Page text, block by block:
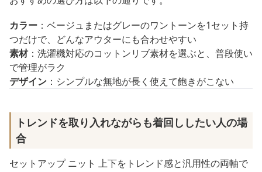
カラー ：ベージュまたはグレーのワントーンを1セット持
つだけで、どんなアウターにも合わせやすい
素材：洗濯機対応のコットンリブ素材を選ぶと、普段使い
で管理がラク
デザイン ：シンプルな無地が長く使えて飽きがこない
トレンドを取り入れながらも着回ししたい人の場
合
セットアップ ニット 上下をトレンド感と汎用性の両軸で